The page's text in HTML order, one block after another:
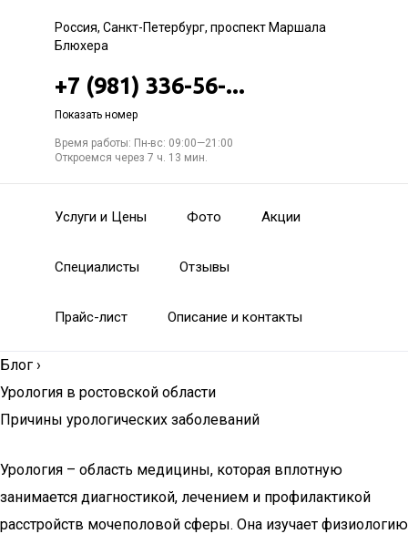
Россия, Санкт-Петербург, проспект Маршала
Блюхера
+7 (981) 336-56-...
Показать номер
Время работы: Пн-вс: 09:00—21:00
Откроемся через 7 ч. 13 мин.
Услуги и Цены Фото Акции
Специалисты Отзывы
Прайс-лист Описание и контакты
Блог ›
Урология в ростовской области
Причины урологических заболеваний
Урология – область медицины, которая вплотную
занимается диагностикой, лечением и профилактикой
расстройств мочеполовой сферы. Она изучает физиологию